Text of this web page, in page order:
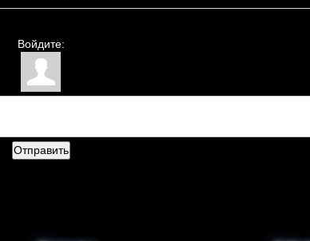
Войдите:
Отправить